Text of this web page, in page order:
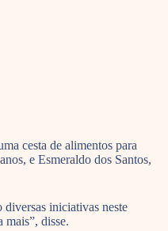
cesta de alimentos para
e Esmeraldo dos Santos,
iniciativas neste
mais”, disse.